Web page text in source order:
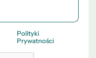
Polityki
Prywatności